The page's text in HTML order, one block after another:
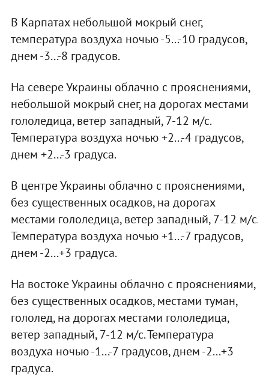
В Карпатах небольшой мокрый снег,
температура воздуха ночью -5...-10 градусов,
днем -3...-8 градусов.
На севере Украины облачно с прояснениями,
небольшой мокрый снег, на дорогах местами
гололедица, ветер западный, 7-12 м/с.
Температура воздуха ночью +2...-4 градусов,
днем +2...-3 градуса.
В центре Украины облачно с прояснениями,
без существенных осадков, на дорогах
местами гололедица, ветер западный, 7-12 м/с.
Температура воздуха ночью +1...-7 градусов,
днем -2...+3 градуса.
На востоке Украины облачно с прояснениями,
без существенных осадков, местами туман,
гололед, на дорогах местами гололедица,
ветер западный, 7-12 м/с. Температура
воздуха ночью -1...-7 градусов, днем -2...+3
градуса.